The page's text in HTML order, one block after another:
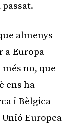
almenys
a Europa
més no, que
ens ha
i Bèlgica
Europea